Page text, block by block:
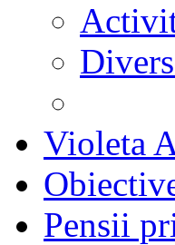
Violeta
Pensii